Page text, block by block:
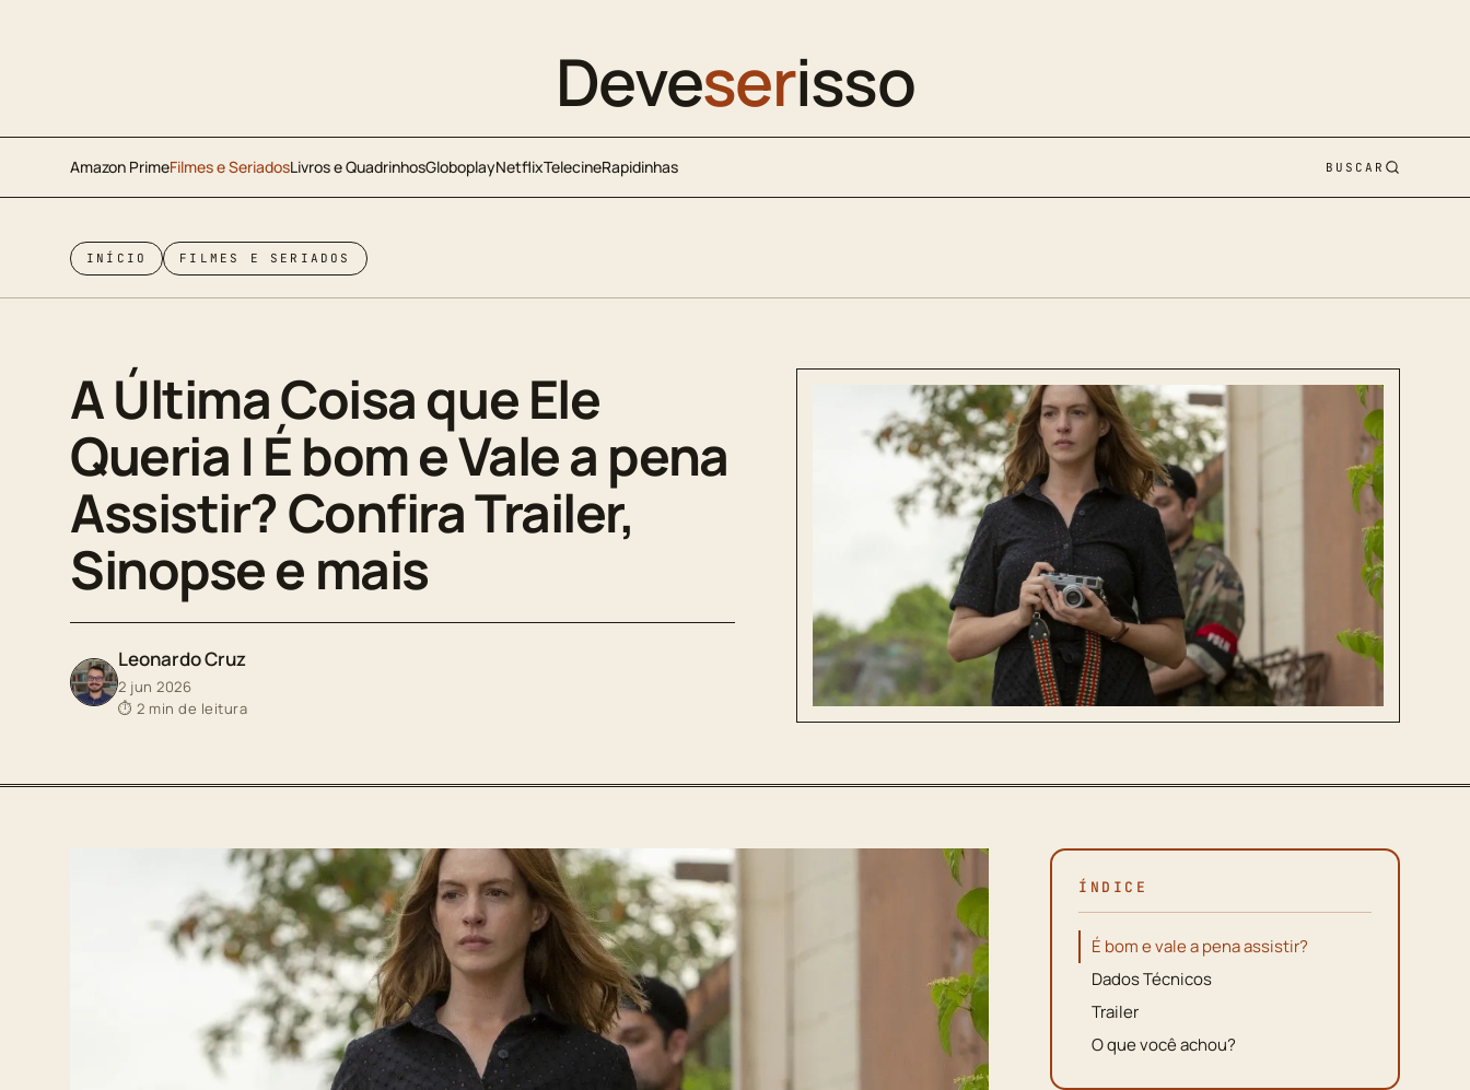
Deveserisso
Amazon PrimeFilmes e SeriadosLivros e QuadrinhosGloboplayNetflixTelecineRapidinhas BUSCAR
INÍCIO FILMES E SERIADOS
A Última Coisa que Ele
Queria | É bom e Vale a pena
Assistir? Confira Trailer,
Sinopse e mais
Leonardo Cruz
2 jun 2026
⏱ 2 min de leitura
ÍNDICE
É bom e vale a pena assistir?
Dados Técnicos
Trailer
O que você achou?